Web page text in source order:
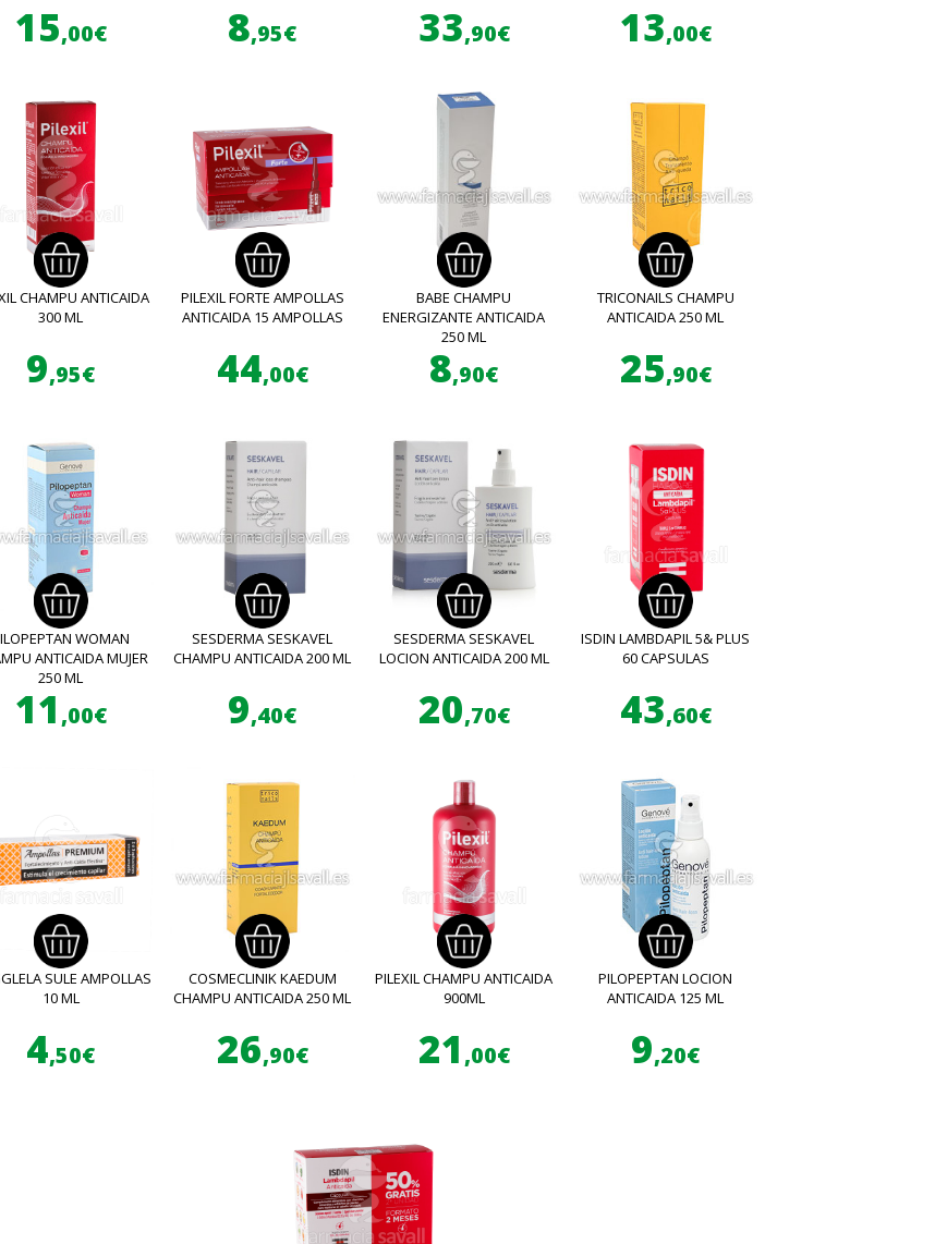
15,00€ 8,95€ 33,90€ 13,00€
CHAMPU ANTICAIDA
300 ML
9,95€
PILEXIL FORTE AMPOLLAS
ANTICAIDA 15 AMPOLLAS
44,00€
BABE CHAMPU
ENERGIZANTE ANTICAIDA
250 ML
8,90€
TRICONAILS CHAMPU
ANTICAIDA 250 ML
25,90€
WOMAN
ANTICAIDA MUJER
250 ML
11 ,00€
SESDERMA SESKAVEL
CHAMPU ANTICAIDA 200 ML
9,40€
SESDERMA SESKAVEL
LOCION ANTICAIDA 200 ML
20,70€
ISDIN LAMBDAPIL 5& PLUS
60 CAPSULAS
43,60€
SULE AMPOLLAS
10 ML
4,50€
COSMECLINIK KAEDUM
CHAMPU ANTICAIDA 250 ML
26,90€
PILEXIL CHAMPU ANTICAIDA
900ML
21 ,00€
PILOPEPTAN LOCION
ANTICAIDA 125 ML
9,20€